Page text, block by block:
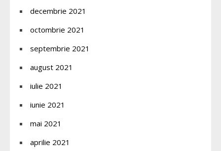
decembrie 2021
octombrie 2021
septembrie 2021
august 2021
iulie 2021
iunie 2021
mai 2021
aprilie 2021